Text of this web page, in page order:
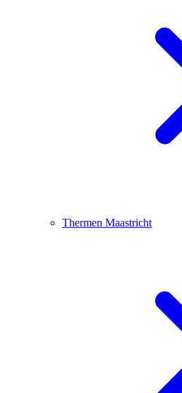
Thermen Maastricht